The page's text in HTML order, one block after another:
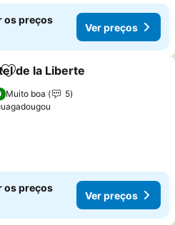
os preços
Ver preços
Adicionar aos favoritos
de la Liberte
Muito boa
5
os preços
Ver preços